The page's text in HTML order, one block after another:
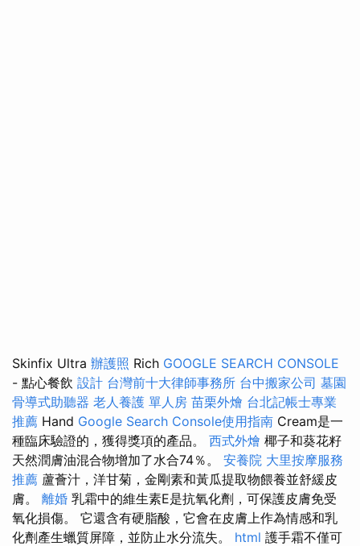
Skinfix Ultra 辦護照 Rich GOOGLE SEARCH CONSOLE
- 點心餐飲 設計 台灣前十大律師事務所 台中搬家公司 墓園
骨導式助聽器 老人養護 單人房 苗栗外燴 台北記帳士專業
推薦 Hand Google Search Console使用指南 Cream是一
種臨床驗證的，獲得獎項的產品。 西式外燴 椰子和葵花籽
天然潤膚油混合物增加了水合74％。 安養院 大里按摩服務
推薦 蘆薈汁，洋甘菊，金剛素和黃瓜提取物餵養並舒緩皮
膚。 離婚 乳霜中的維生素E是抗氧化劑，可保護皮膚免受
氧化損傷。 它還含有硬脂酸，它會在皮膚上作為情感和乳
化劑產生蠟質屏障，並防止水分流失。 html 護手霜不僅可